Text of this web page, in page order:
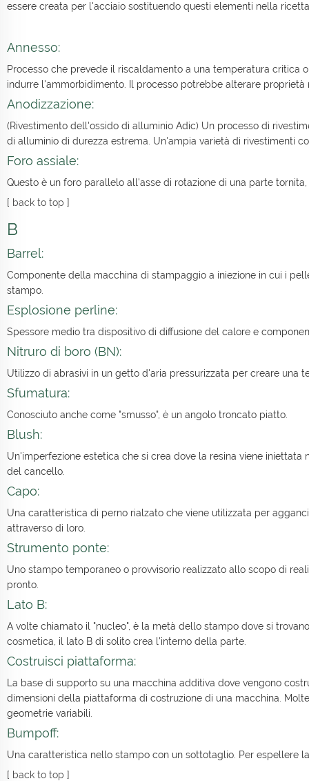
essere creata per l'acciaio sostituendo questi elementi nella
Annesso:
Processo che prevede il riscaldamento a una temperatura
indurre l'ammorbidimento. Il processo potrebbe alterare
Anodizzazione:
(Rivestimento dell'ossido di alluminio Adic) Un processo di
di alluminio di durezza estrema. Un'ampia varietà di rivestimenti
Foro assiale:
Questo è un foro parallelo all'asse di rotazione di una parte
[ back to top ]
B
Barrel:
Componente della macchina di stampaggio a iniezione in cui i
stampo.
Esplosione perline:
Spessore medio tra dispositivo di diffusione del calore e
Nitruro di boro (BN):
Utilizzo di abrasivi in un getto d'aria pressurizzata per creare una
Sfumatura:
Conosciuto anche come "smusso", è un angolo troncato piatto.
Blush:
Un'imperfezione estetica che si crea dove la resina viene
del cancello.
Capo:
Una caratteristica di perno rialzato che viene utilizzata per
attraverso di loro.
Strumento ponte:
Uno stampo temporaneo o provvisorio realizzato allo scopo di
pronto.
Lato B:
A volte chiamato il "nucleo", è la metà dello stampo dove si
cosmetica, il lato B di solito crea l'interno della parte.
Costruisci piattaforma:
La base di supporto su una macchina additiva dove vengono
dimensioni della piattaforma di costruzione di una macchina.
geometrie variabili.
Bumpoff:
Una caratteristica nello stampo con un sottotaglio. Per espellere
[ back to top ]